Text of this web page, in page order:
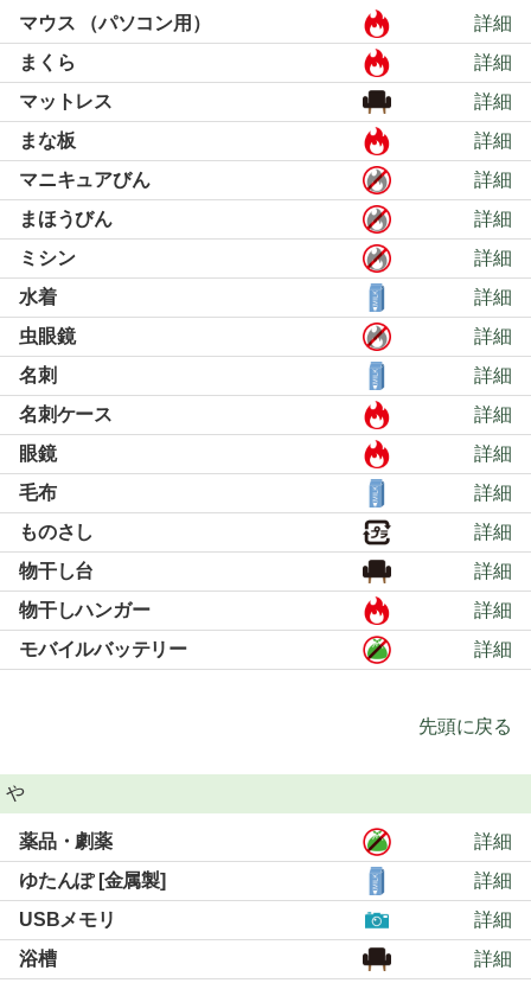
マウス （パソコン用）
詳細
まくら
詳細
マットレス
詳細
まな板
詳細
マニキュアびん
詳細
まほうびん
詳細
ミシン
詳細
水着
詳細
虫眼鏡
詳細
名刺
詳細
名刺ケース
詳細
眼鏡
詳細
毛布
詳細
ものさし
詳細
物干し台
詳細
物干しハンガー
詳細
モバイルバッテリー
詳細
先頭に戻る
や
薬品・劇薬
詳細
ゆたんぽ [金属製]
詳細
USBメモリ
詳細
浴槽
詳細